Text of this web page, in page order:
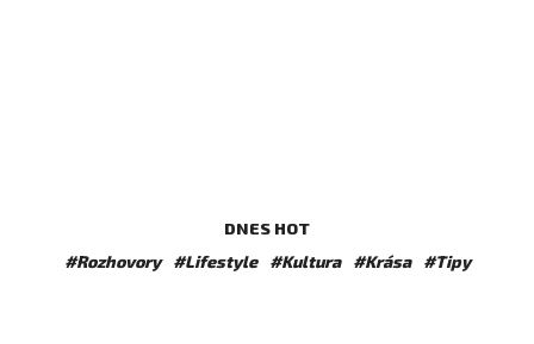
DNES HOT
#Rozhovory
#Lifestyle #Kultura #Krása #Tipy